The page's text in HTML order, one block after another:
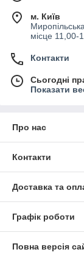
м. Київ
місце 11,00-
Контакти
Сьогодні
Показати
Про нас
Контакти
Доставка та
Графік роботи
Повна версія